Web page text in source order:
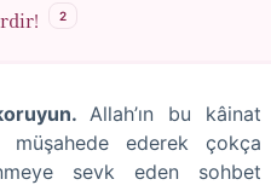
2
Allah’ın bu kâinat
müşahede ederek çokça
sevk eden sohbet